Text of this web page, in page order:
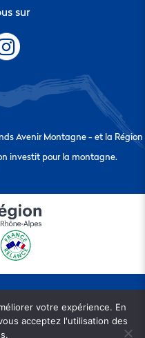
sur
Avenir Montagne - et la Région
investit pour la montagne.
2024 •Mentions légales •CGV
votre expérience. En
acceptez l'utilisation des